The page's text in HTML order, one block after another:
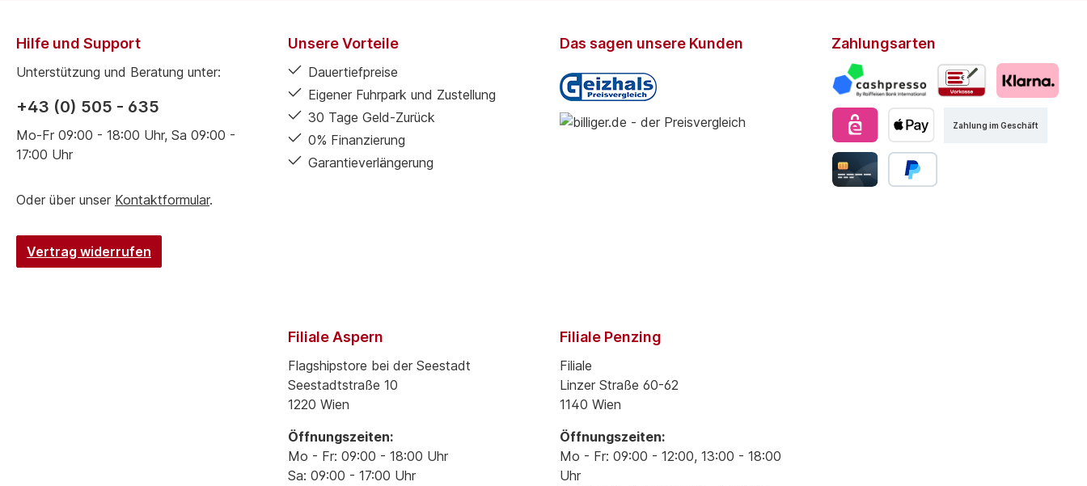
Hilfe und Support
Unterstützung und Beratung unter:
+43 (0) 505 - 635
Mo-Fr 09:00 - 18:00 Uhr, Sa 09:00 -
17:00 Uhr
Oder über unser Kontaktformular.
Vertrag widerrufen
Unsere Vorteile
Dauertiefpreise
Eigener Fuhrpark und Zustellung
30 Tage Geld-Zurück
0% Finanzierung
Garantieverlängerung
Das sagen unsere Kunden Zahlungsarten
Zahlung im Geschäft
Filiale Aspern
Flagshipstore bei der Seestadt
Seestadtstraße 10
1220 Wien
Öffnungszeiten:
Mo - Fr: 09:00 - 18:00 Uhr
Sa: 09:00 - 17:00 Uhr
Filiale Penzing
Filiale
Linzer Straße 60-62
1140 Wien
Öffnungszeiten:
Mo - Fr: 09:00 - 12:00, 13:00 - 18:00
Uhr